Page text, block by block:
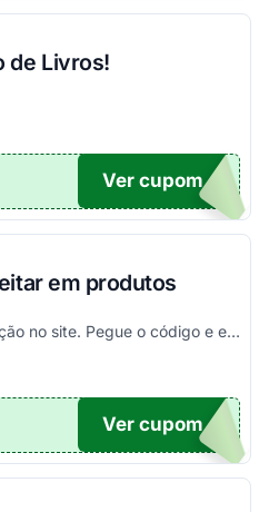
de Livros!
S20
Ver cupom
em produtos
Desconto aplicável em seleção no site. Pegue o código e economize!
GEEK
Ver cupom